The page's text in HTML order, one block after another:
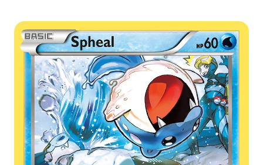
Aktueller Marktpreis
€0,34
Normal